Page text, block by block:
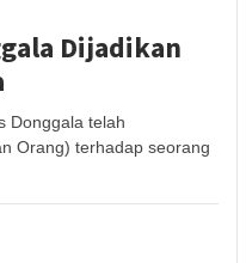
Dijadikan
Donggala telah
Orang) terhadap seorang